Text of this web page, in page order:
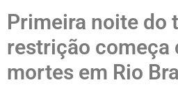
Primeira noite do
restrição começa
mortes em Rio